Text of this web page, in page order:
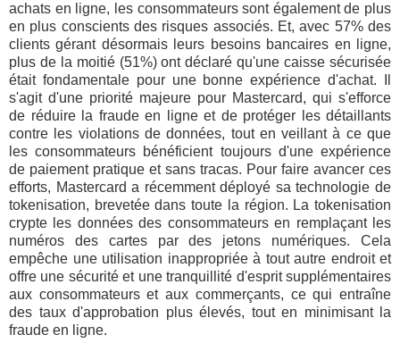
achats en ligne, les consommateurs sont également de plus
en plus conscients des risques associés. Et, avec 57% des
clients gérant désormais leurs besoins bancaires en ligne,
plus de la moitié (51%) ont déclaré qu'une caisse sécurisée
était fondamentale pour une bonne expérience d'achat. Il
s'agit d'une priorité majeure pour Mastercard, qui s'efforce
de réduire la fraude en ligne et de protéger les détaillants
contre les violations de données, tout en veillant à ce que
les consommateurs bénéficient toujours d'une expérience
de paiement pratique et sans tracas. Pour faire avancer ces
efforts, Mastercard a récemment déployé sa technologie de
tokenisation, brevetée dans toute la région. La tokenisation
crypte les données des consommateurs en remplaçant les
numéros des cartes par des jetons numériques. Cela
empêche une utilisation inappropriée à tout autre endroit et
offre une sécurité et une tranquillité d'esprit supplémentaires
aux consommateurs et aux commerçants, ce qui entraîne
des taux d'approbation plus élevés, tout en minimisant la
fraude en ligne.